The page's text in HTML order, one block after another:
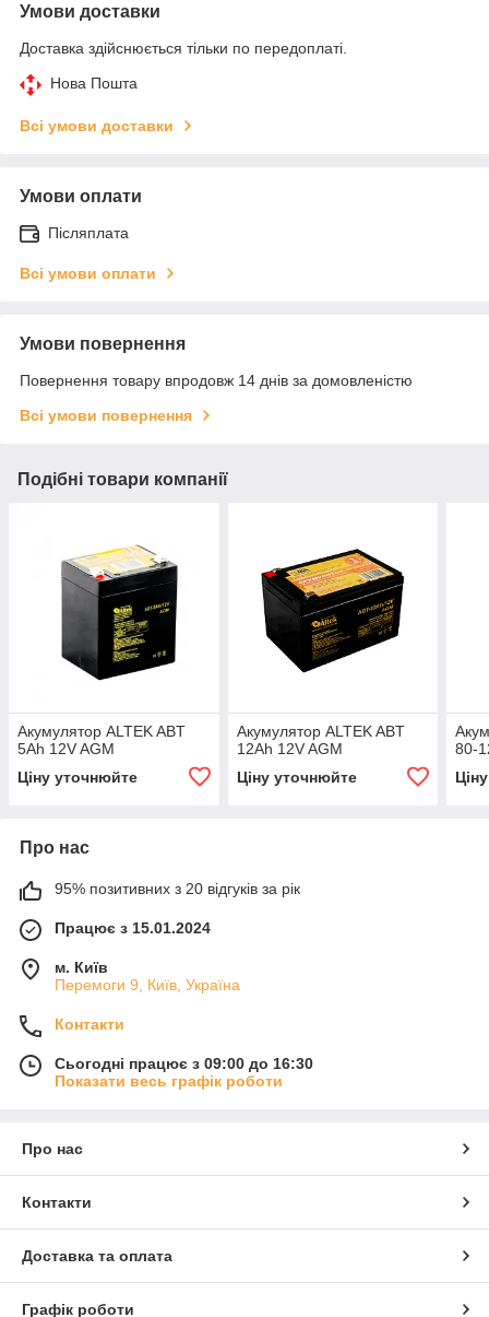
Умови доставки
Доставка здійснюється тільки по передоплаті.
Нова Пошта
Всі умови доставки
Умови оплати
Післяплата
Всі умови оплати
Умови повернення
Повернення товару впродовж 14 днів за домовленістю
Всі умови повернення
Подібні товари компанії
Акумулятор ALTEK ABT
5Аh 12V AGM
Ціну уточнюйте
Акумулятор ALTEK ABT
12Аh 12V AGM
Ціну уточнюйте
80-
Про нас
95% позитивних з 20 відгуків за рік
Працює з 15.01.2024
м. Київ
Перемоги 9, Київ, Україна
Контакти
Сьогодні працює з 09:00 до 16:30
Показати весь графік роботи
Про нас
Контакти
Доставка та оплата
Графік роботи